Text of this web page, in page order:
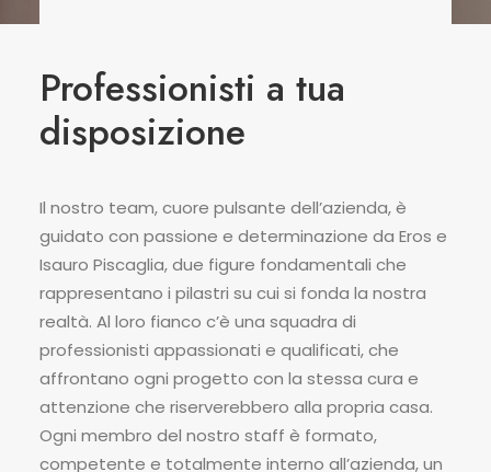
Professionisti a tua
disposizione
Il nostro team, cuore pulsante dell’azienda, è
guidato con passione e determinazione da Eros e
Isauro Piscaglia, due figure fondamentali che
rappresentano i pilastri su cui si fonda la nostra
realtà. Al loro fianco c’è una squadra di
professionisti appassionati e qualificati, che
affrontano ogni progetto con la stessa cura e
attenzione che riserverebbero alla propria casa.
Ogni membro del nostro staff è formato,
competente e totalmente interno all’azienda, un